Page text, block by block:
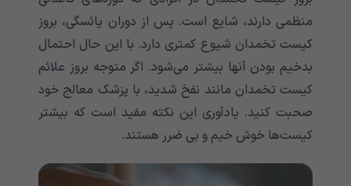
منظمی دارند، شایع است. پس از دوران یائسگی، بروز
کیست تخمدان شیوع کمتری دارد. با این حال احتمال
بدخیم بودن آنها بیشتر می‌شود. اگر متوجه بروز علائم
کیست تخمدان مانند نفخ شدید، با پزشک معالج خود
صحبت کنید. یادآوری این نکته مفید است که بیشتر
کیست‌ها خوش خیم و بی ضرر هستند.